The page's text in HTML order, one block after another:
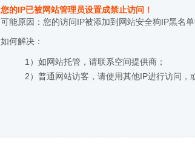
您的IP已被网站管理员设置成禁止访问！
可能原因：您的访问IP被添加到网站安全狗IP黑名单
如何解决：
1）如网站托管，请联系空间提供商；
2）普通网站访客，请使用其他IP进行访问，